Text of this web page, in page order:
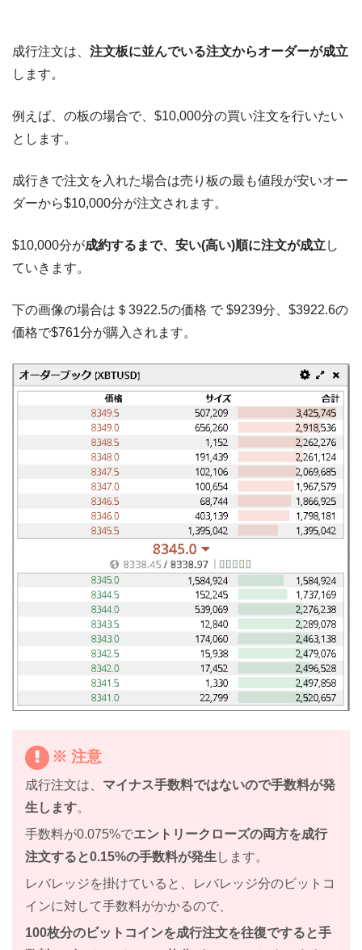
成行注文は、 注文板に並んでいる注文からオーダーが成立
します。
例えば、の板の場合で、$10,000分の買い注文を行いたい
とします。
成行きで注文を入れた場合は売り板の最も値段が安いオー
ダーから$10,000分が注文されます。
$10,000分が成約するまで、安い(高い)順に注文が成立 し
ていきます。
下の画像の場合は＄3922.5の価格 で $9239分、$3922.6の
価格で$761分が購入されます。
※ 注意
成行注文は、 マイナス手数料ではないので手数料が発
生します。
手数料が0.075%でエントリークローズの両方を成行
注文すると0.15%の手数料が発生 します。
レバレッジを掛けていると、レバレッジ分のビットコ
インに対して手数料がかかるので、
100枚分のビットコインを成行注文を往復ですると手